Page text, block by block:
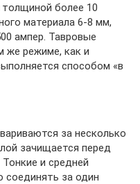
более 10
материала 6-8 мм,
ампер. Тавровые
же режиме, как и
способом «в
за несколько
зачищается перед
и средней
соединять за один